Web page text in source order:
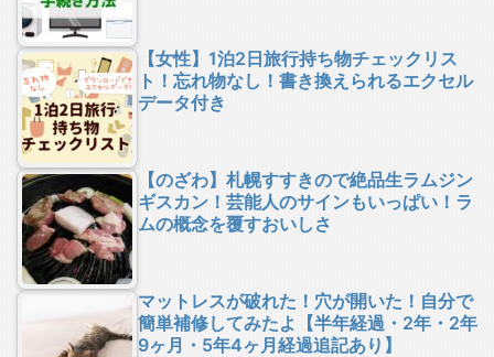
【女性】1泊2日旅行持ち物チェックリス
ト！忘れ物なし！書き換えられるエクセル
データ付き
【のざわ】札幌すすきので絶品生ラムジン
ギスカン！芸能人のサインもいっぱい！ラ
ムの概念を覆すおいしさ
マットレスが破れた！穴が開いた！自分で
簡単補修してみたよ【半年経過・2年・2年
9ヶ月・5年4ヶ月経過追記あり】